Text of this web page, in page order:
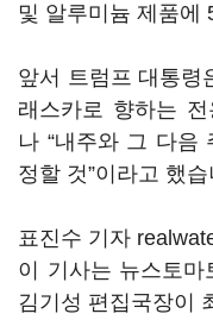
및 알루미늄 제품에
앞서 트럼프 대통령
래스카로 향하는
나 “내주와 그 다음
정할 것”이라고 했
표진수 기자
이 기사는 뉴스토
김기성 편집국장이